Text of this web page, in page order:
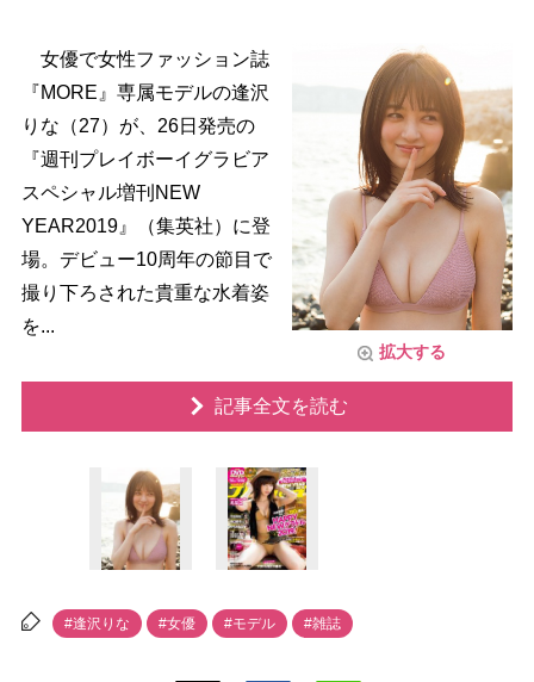
拡大する
女優で女性ファッション誌
『MORE』専属モデルの逢沢
りな（27）が、26日発売の
『週刊プレイボーイグラビア
スペシャル増刊NEW
YEAR2019』（集英社）に登
場。デビュー10周年の節目で
撮り下ろされた貴重な水着姿
を...
記事全文を読む
#逢沢りな #女優 #モデル #雑誌